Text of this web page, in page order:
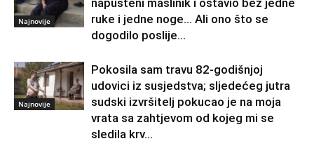
Najnovije
napušteni maslinik i ostavio bez jedne
ruke i jedne noge… Ali ono što se
dogodilo poslije...
Najnovije
Pokosila sam travu 82-godišnjoj
udovici iz susjedstva; sljedećeg jutra
sudski izvršitelj pokucao je na moja
vrata sa zahtjevom od kojeg mi se
sledila krv...